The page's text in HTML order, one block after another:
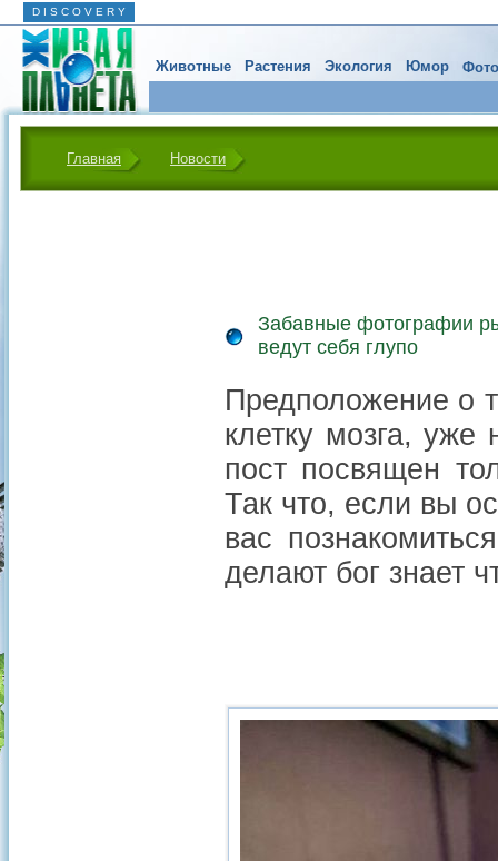
D I S C O V E R Y
Животные Растения Экология Юмор
Главная Новости
Забавные фотографии
ведут себя глупо
Предположение о
клетку мозга, уже
пост посвящен
Так что, если вы
вас
делают бог знает